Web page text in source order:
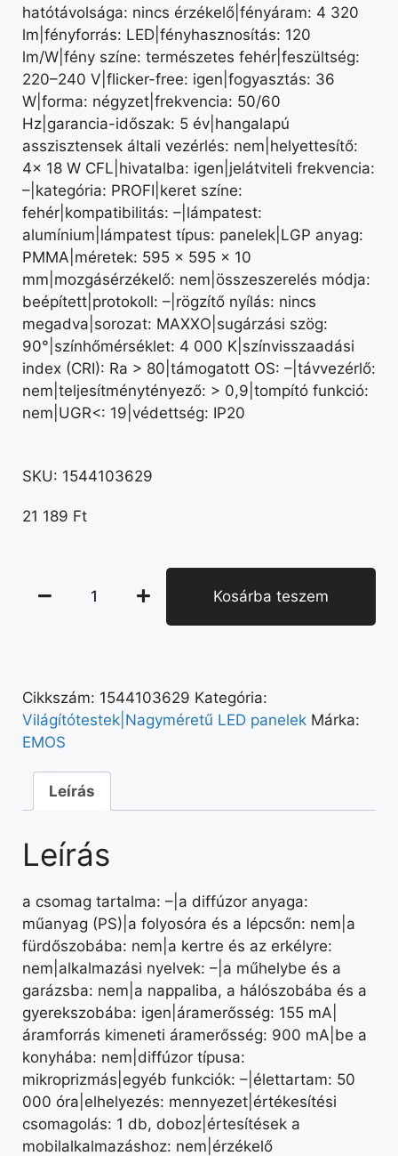
hatótávolsága: nincs érzékelő|fényáram: 4 320
lm|fényforrás: LED|fényhasznosítás: 120
lm/W|fény színe: természetes fehér|feszültség:
220–240 V|flicker-free: igen|fogyasztás: 36
W|forma: négyzet|frekvencia: 50/60
Hz|garancia-időszak: 5 év|hangalapú
asszisztensek általi vezérlés: nem|helyettesítő:
4× 18 W CFL|hivatalba: igen|jelátviteli frekvencia:
–|kategória: PROFI|keret színe:
fehér|kompatibilitás: –|lámpatest:
alumínium|lámpatest típus: panelek|LGP anyag:
PMMA|méretek: 595 × 595 × 10
mm|mozgásérzékelő: nem|összeszerelés módja:
beépített|protokoll: –|rögzítő nyílás: nincs
megadva|sorozat: MAXXO|sugárzási szög:
90°|színhőmérséklet: 4 000 K|színvisszaadási
index (CRI): Ra > 80|támogatott OS: –|távvezérlő:
nem|teljesítménytényező: > 0,9|tompító funkció:
nem|UGR<: 19|védettség: IP20
SKU: 1544103629
21 189 Ft
Kosárba teszem
Cikkszám: 1544103629 Kategória:
Világítótestek|Nagyméretű LED panelek Márka:
EMOS
Leírás
Leírás
a csomag tartalma: –|a diffúzor anyaga:
műanyag (PS)|a folyosóra és a lépcsőn: nem|a
fürdőszobába: nem|a kertre és az erkélyre:
nem|alkalmazási nyelvek: –|a műhelybe és a
garázsba: nem|a nappaliba, a hálószobába és a
gyerekszobába: igen|áramerősség: 155 mA|
áramforrás kimeneti áramerősség: 900 mA|be a
konyhába: nem|diffúzor típusa:
mikroprizmás|egyéb funkciók: –|élettartam: 50
000 óra|elhelyezés: mennyezet|értékesítési
csomagolás: 1 db, doboz|értesítések a
mobilalkalmazáshoz: nem|érzékelő